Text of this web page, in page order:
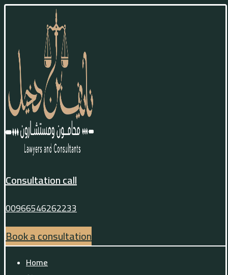
Consultation call
00966546262233
Book a consultation
Home